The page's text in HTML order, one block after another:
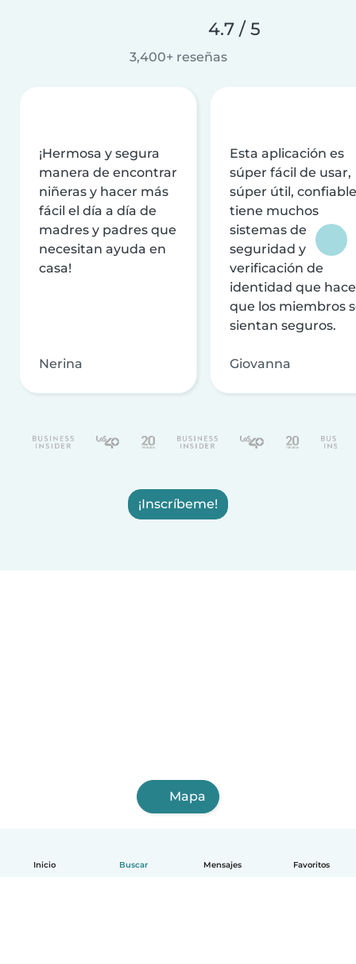
Inicio Buscar Mensajes Favoritos
4.7 / 5
3,400+ reseñas
¡Hermosa y segura
manera de encontrar
niñeras y hacer más
fácil el día a día de
madres y padres que
necesitan ayuda en
casa!
Nerina
Esta aplicación es
súper fácil de usar,
súper útil,
tiene muchos
sistemas de
seguridad y
verificación de
identidad que
que los miembros
sientan seguros.
Giovanna
¡Inscríbeme!
Mapa